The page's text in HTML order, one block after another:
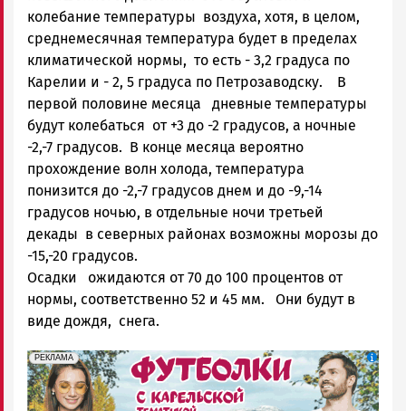
колебание температуры воздуха, хотя, в целом,
среднемесячная температура будет в пределах
климатической нормы, то есть - 3,2 градуса по
Карелии и - 2, 5 градуса по Петрозаводску. В
первой половине месяца дневные температуры
будут колебаться от +3 до -2 градусов, а ночные
-2,-7 градусов. В конце месяца вероятно
прохождение волн холода, температура
понизится до -2,-7 градусов днем и до -9,-14
градусов ночью, в отдельные ночи третьей
декады в северных районах возможны морозы до
-15,-20 градусов.
Осадки ожидаются от 70 до 100 процентов от
нормы, соответственно 52 и 45 мм. Они будут в
виде дождя, снега.
erid: Pb3XmBtzt7qh4nNaikXnuHE1bzSb6Vb4eeL28Ue
РЕКЛАМА
Реклама